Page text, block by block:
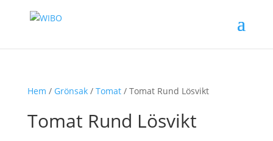
Hem / Grönsak/ Tomat/ Tomat Rund Lösvikt
Tomat Rund Lösvikt